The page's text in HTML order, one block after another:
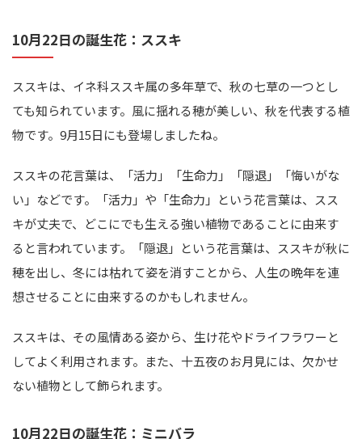
10月22日の誕生花：ススキ
ススキは、イネ科ススキ属の多年草で、秋の七草の一つとし
ても知られています。風に揺れる穂が美しい、秋を代表する植
物です。9月15日にも登場しましたね。
ススキの花言葉は、「活力」「生命力」「隠退」「悔いがな
い」などです。「活力」や「生命力」という花言葉は、スス
キが丈夫で、どこにでも生える強い植物であることに由来す
ると言われています。「隠退」という花言葉は、ススキが秋に
穂を出し、冬には枯れて姿を消すことから、人生の晩年を連
想させることに由来するのかもしれません。
ススキは、その風情ある姿から、生け花やドライフラワーと
してよく利用されます。また、十五夜のお月見には、欠かせ
ない植物として飾られます。
10月22日の誕生花：ミニバラ